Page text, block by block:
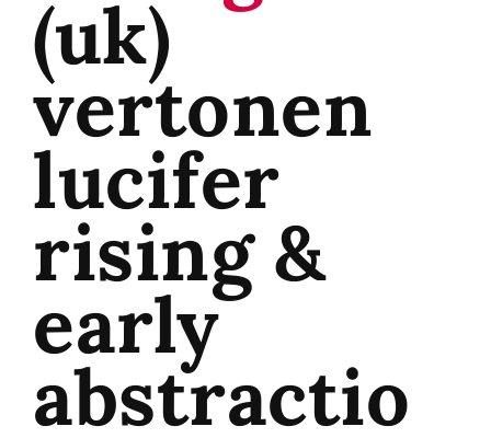
(uk)
vertonen
lucifer
rising &
early
abstractio